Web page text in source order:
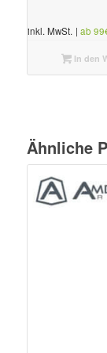
inkl. MwSt. | ab
In den
Ähnliche